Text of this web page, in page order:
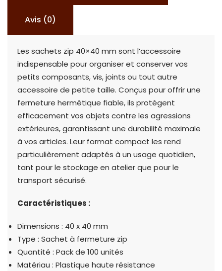
Avis (0)
Les sachets zip 40×40 mm sont l’accessoire
indispensable pour organiser et conserver vos
petits composants, vis, joints ou tout autre
accessoire de petite taille. Conçus pour offrir une
fermeture hermétique fiable, ils protègent
efficacement vos objets contre les agressions
extérieures, garantissant une durabilité maximale
à vos articles. Leur format compact les rend
particulièrement adaptés à un usage quotidien,
tant pour le stockage en atelier que pour le
transport sécurisé.
Caractéristiques :
Dimensions : 40 x 40 mm
Type : Sachet à fermeture zip
Quantité : Pack de 100 unités
Matériau : Plastique haute résistance